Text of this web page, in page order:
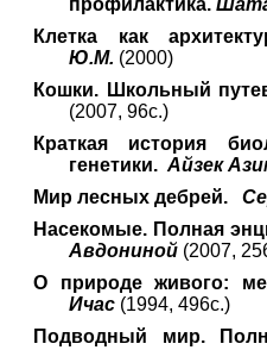
профилактика.
Клетка как
Ю.М. (2000)
Кошки. Школьный
(2007, 96с.)
Краткая история
генетики. Айзек
Мир лесных дебрей.
Насекомые. Полная
Авдониной (2007,
О природе живого:
Ичас (1994, 496с.)
Подводный мир.